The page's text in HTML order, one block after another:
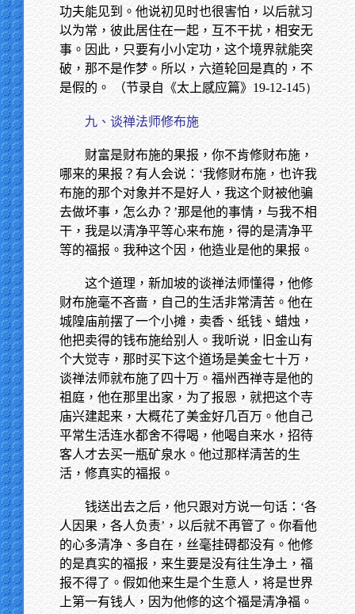
功夫能见到。他说初见时也很害怕，以后就习
以为常，彼此居住在一起，互不干扰，相安无
事。因此，只要有小小定功，这个境界就能突
破，那不是作梦。所以，六道轮回是真的，不
是假的。 （节录自《太上感应篇》 19-12-145）
九、谈禅法师修布施
财富是财布施的果报，你不肯修财布施，
哪来的果报？有人会说：‘我修财布施，也许我
布施的那个对象并不是好人，我这个财被他骗
去做坏事，怎么办？’那是他的事情，与我不相
干，我是以清净平等心来布施，得的是清净平
等的福报。我种这个因，他造业是他的果报。
这个道理，新加坡的谈禅法师懂得，他修
财布施毫不吝啬，自己的生活非常清苦。他在
城隍庙前摆了一个小摊，卖香、纸钱、蜡烛，
他把卖得的钱布施给别人。我听说，旧金山有
个大觉寺，那时买下这个道场是美金七十万，
谈禅法师就布施了四十万。福州西禅寺是他的
祖庭，他在那里出家，为了报恩，就把这个寺
庙兴建起来，大概花了美金好几百万。他自己
平常生活连水都舍不得喝，他喝自来水，招待
客人才去买一瓶矿泉水。他过那样清苦的生
活，修真实的福报。
钱送出去之后，他只跟对方说一句话：‘各
人因果，各人负责’，以后就不再管了。你看他
的心多清净、多自在，丝毫挂碍都没有。他修
的是真实的福报，来生要是没有往生净土，福
报不得了。假如他来生是个生意人，将是世界
上第一有钱人，因为他修的这个福是清净福。